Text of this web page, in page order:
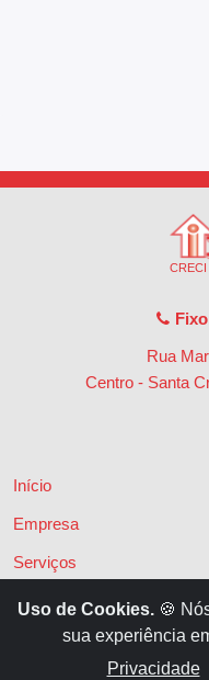
CRECI
Rua
Centro - Santa
Início
Empresa
Serviços
Financiamentos
Locações
Uso de Cookies. 🍪
sua experiência
Privacidade